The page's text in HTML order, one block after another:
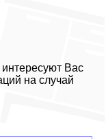
Вас
на случай